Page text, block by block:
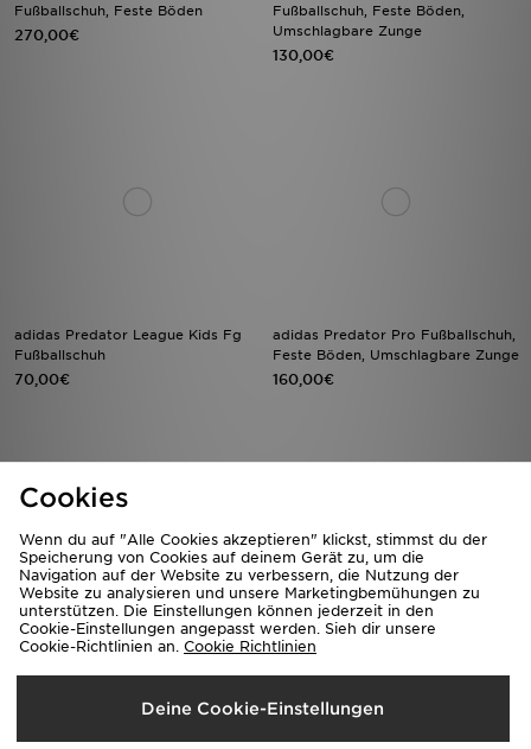
Fußballschuh, Feste Böden
270,00€
Fußballschuh, Feste Böden,
Umschlagbare Zunge
130,00€
adidas Predator League Kids Fg
Fußballschuh
70,00€
adidas Predator Pro Fußballschuh,
Feste Böden, Umschlagbare Zunge
160,00€
adidas Predator Pro Fußballschuh,
Kunstrasen, umschlagbare Zunge
adidas Predator League Fold-over
Tongue Soft Ground Fußballschuh
Kids
Cookies
Wenn du auf "Alle Cookies akzeptieren" klickst, stimmst du der
Speicherung von Cookies auf deinem Gerät zu, um die
Navigation auf der Website zu verbessern, die Nutzung der
Website zu analysieren und unsere Marketingbemühungen zu
unterstützen. Die Einstellungen können jederzeit in den
Cookie-Einstellungen angepasst werden. Sieh dir unsere
Cookie-Richtlinien an. Cookie Richtlinien
Deine Cookie-Einstellungen